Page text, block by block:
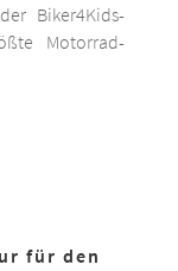
Biker4Kids-
Motorrad-
für den